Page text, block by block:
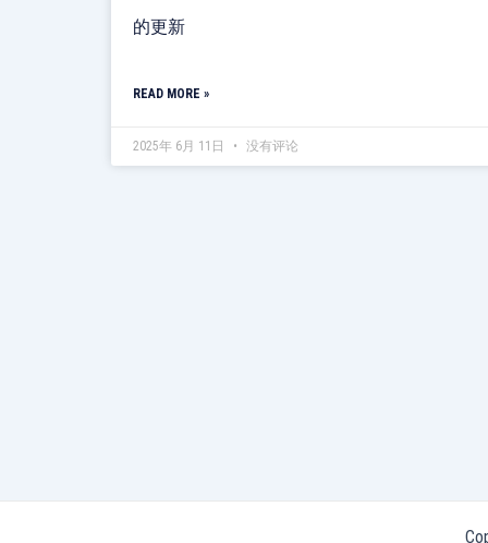
的更新
READ MORE »
2025年 6月 11日 没有评论